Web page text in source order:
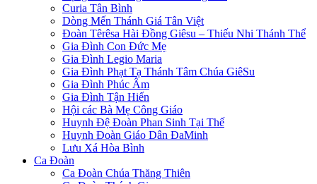
Curia Tân Bình
Dòng Mến Thánh Giá Tân Việt
Đoàn Têrêsa Hài Đồng Giêsu – Thiếu Nhi Thánh Thể
Gia Đình Con Đức Mẹ
Gia Đình Legio Maria
Gia Đình Phạt Tạ Thánh Tâm Chúa GiêSu
Gia Đình Phúc Âm
Gia Đình Tận Hiến
Hội các Bà Mẹ Công Giáo
Huynh Đệ Đoàn Phan Sinh Tại Thế
Huynh Đoàn Giáo Dân ĐaMinh
Lưu Xá Hòa Bình
Ca Đoàn
Ca Đoàn Chúa Thăng Thiên